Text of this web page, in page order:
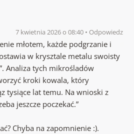
7 kwietnia 2026 o 08:40 Odpowiedz
młotem, każde podgrzanie i
w krysztale metalu swoisty
Analiza tych mikrośladów
kroki kowala, który
tysiące lat temu. Na wnioski z
jeszcze poczekać.”
Chyba na zapomnienie :).